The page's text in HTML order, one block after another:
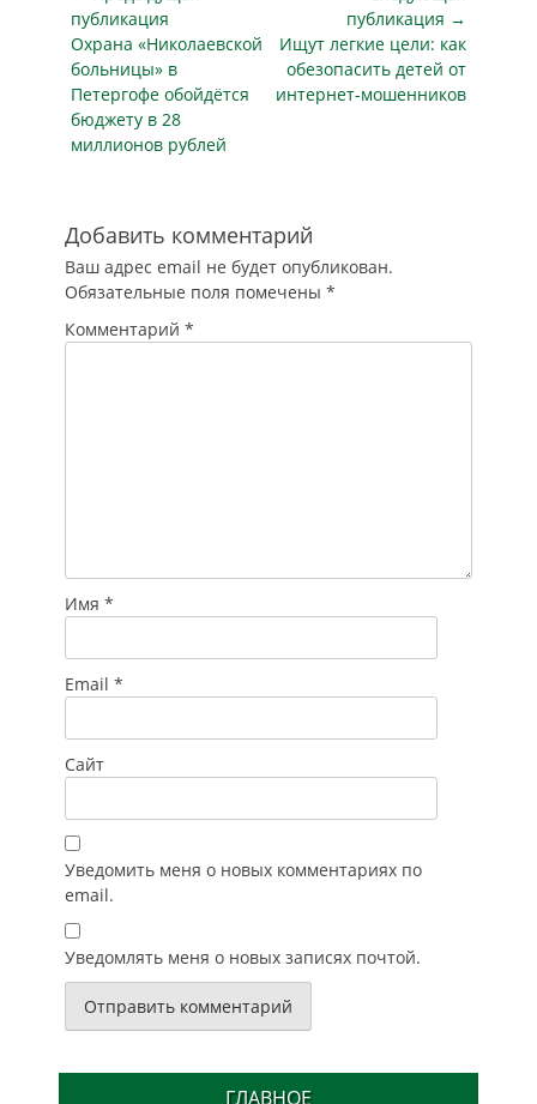
по
записям
публикация
Предыдущая
публикация
Охрана «Николаевской
больницы» в
Петергофе обойдётся
бюджету в 28
миллионов рублей
публикация →
Следующая
публикация
Ищут легкие цели: как
обезопасить детей от
интернет-мошенников
Добавить комментарий
Ваш адрес email не будет опубликован.
Обязательные поля помечены *
Комментарий *
Имя *
Email *
Сайт
Уведомить меня о новых комментариях по
email.
Уведомлять меня о новых записях почтой.
ГЛАВНОЕ